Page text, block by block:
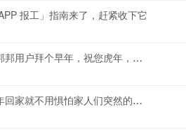
报工」指南来了，赶紧收下它
「神州邦邦」提前给邦邦用户拜个早年，祝您虎年，虎虎生威
在神州邦邦接单，过年回家就不用惧怕家人们突然的关心